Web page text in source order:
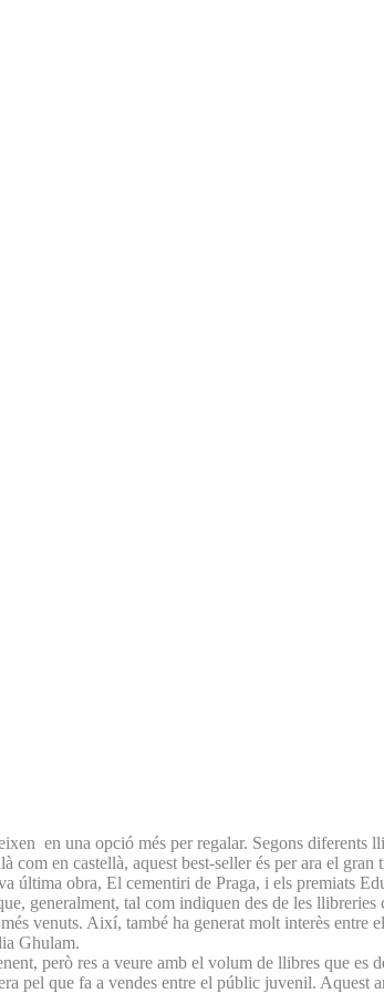
en una opció més per regalar. Segons diferents
com en castellà, aquest best-seller és per ara el
última obra, El cementiri de Praga, i els premiats
generalment, tal com indiquen des de les
venuts. Així, també ha generat molt interès entre
Ghulam.
però res a veure amb el volum de llibres que es
pel que fa a vendes entre el públic juvenil. Aquest